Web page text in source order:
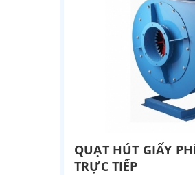
QUẠT HÚT GIẤY
TRỰC TIẾP